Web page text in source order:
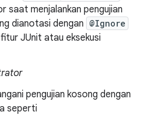
saat menjalankan pengujian
dianotasi dengan @Ignore
JUnit atau eksekusi
pengujian kosong dengan
seperti